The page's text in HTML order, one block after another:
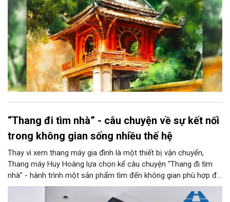
“Thang đi tìm nhà” - câu chuyện về sự kết nối
trong không gian sống nhiều thế hệ
Thay vì xem thang máy gia đình là một thiết bị vận chuyển,
Thang máy Huy Hoàng lựa chọn kể câu chuyện “Thang đi tìm
nhà” - hành trình một sản phẩm tìm đến không gian phù hợp để
trở thành một phần của kiến trúc, đời sống và ký ức gia đình.